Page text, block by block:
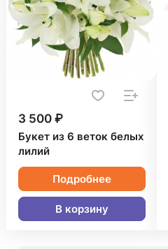
3 500 ₽
Букет из 6 веток белых
лилий
Подробнее
В корзину